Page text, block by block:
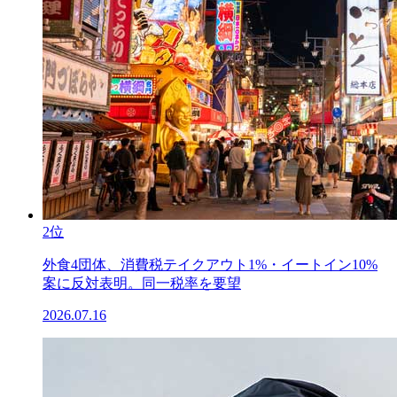
2位
外食4団体、消費税テイクアウト1%・イートイン10%
案に反対表明。同一税率を要望
2026.07.16